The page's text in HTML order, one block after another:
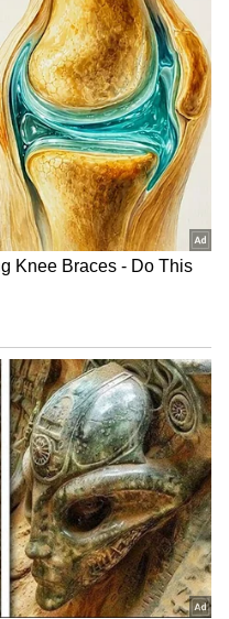
ತಿಳಿಸಿದರು. ಶಿಕ್ಷಣ
ಹಾಗೂ ಮಾದಕ
ಸಂಸ್ಥೆಗಳಿಗೆ
ವಸತಿ ನಿಲಯಗಳ ಪಾಲಕರು
ಅವರ ಕೋಣೆಗಳಿಗೆ
ಮಾದಕ ವಸ್ತುಗಳ
ವಿರುದ್ಧ ಕಠಿಣ ಕ್ರಮ